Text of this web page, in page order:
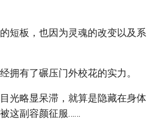
短板，也因为灵魂的改变以及系
拥有了碾压门外校花的实力。
光略显呆滞，就算是隐藏在身体
这副容颜征服……